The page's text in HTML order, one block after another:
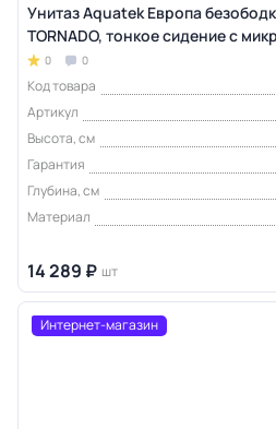
Унитаз Aquatek Европа
TORNADO, тонкое сидение с
0 0
Код товара
Артикул
Высота, см
Гарантия
Глубина, см
Материал
14 289 ₽ шт
Интернет-магазин